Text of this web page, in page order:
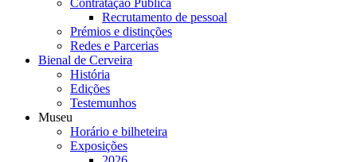
Contratação Pública
Recrutamento de pessoal
Prémios e distinções
Redes e Parcerias
Bienal de Cerveira
História
Edições
Testemunhos
Museu
Horário e bilheteira
Exposições